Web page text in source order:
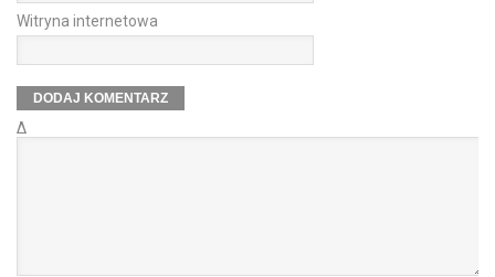
Witryna internetowa
Δ